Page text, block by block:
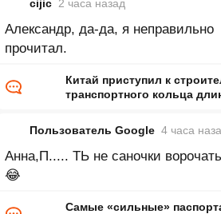
cijic 2 часа назад
Александр, да-да, я неправильно
прочитал.
Китай приступил к
транспортного кольца
Пользователь Google 4 часа
Анна,П..... ТЬ не саночки
😂
Самые «сильные»